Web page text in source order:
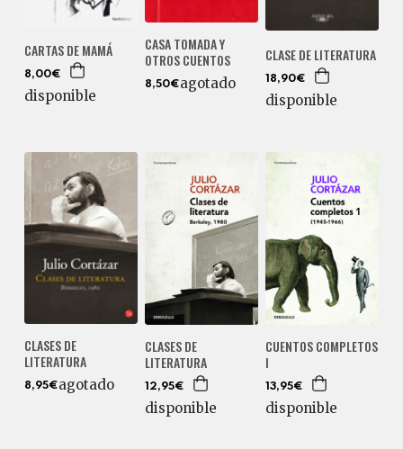
CARTAS DE MAMÁ
8,00€
disponible
CASA TOMADA Y
OTROS CUENTOS
8,50€agotado
CLASE DE LITERATURA
18,90€
disponible
CLASES DE
LITERATURA
8,95€agotado
CLASES DE
LITERATURA
12,95€
disponible
CUENTOS COMPLETOS
I
13,95€
disponible